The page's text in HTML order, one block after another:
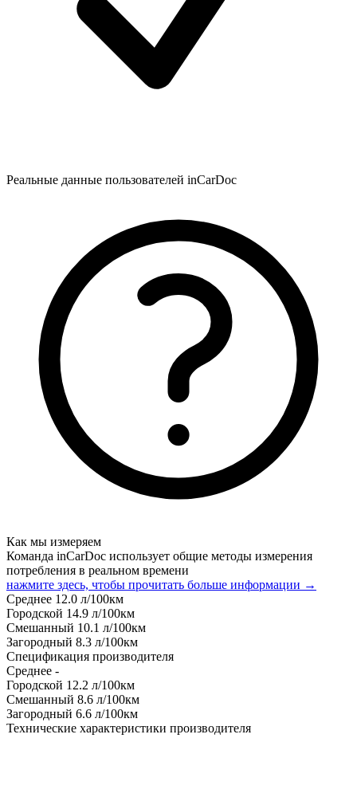
Реальные данные пользователей inCarDoc
Как мы измеряем
Команда inCarDoc использует общие методы измерения
потребления в реальном времени
нажмите здесь, чтобы прочитать больше информации →
Среднее 12.0 л/100км
Городской 14.9 л/100км
Смешанный 10.1 л/100км
Загородный 8.3 л/100км
Спецификация производителя
Среднее -
Городской 12.2 л/100км
Смешанный 8.6 л/100км
Загородный 6.6 л/100км
Технические характеристики производителя